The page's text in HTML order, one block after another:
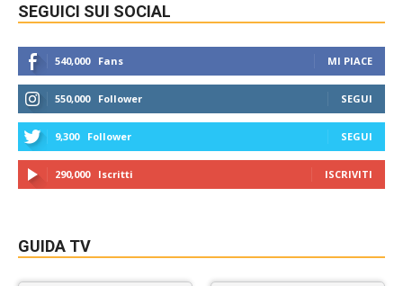
SEGUICI SUI SOCIAL
540,000 Fans MI PIACE
550,000 Follower SEGUI
9,300 Follower SEGUI
290,000 Iscritti ISCRIVITI
GUIDA TV